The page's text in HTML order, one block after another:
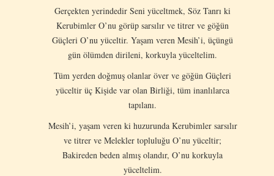
Gerçekten yerindedir Seni yüceltmek, Söz Tanrı ki
Kerubimler O’nu görüp sarsılır ve titrer ve göğün
Güçleri O’nu yüceltir. Yaşam veren Mesih’i, üçüngü
gün ölümden dirileni, korkuyla yüceltelim.
Tüm yerden doğmuş olanlar över ve göğün Güçleri
yüceltir üç Kişide var olan Birliği, tüm inanlılarca
tapılanı.
Mesih’i, yaşam veren ki huzurunda Kerubimler sarsılır
ve titrer ve Melekler topluluğu O’nu yüceltir;
Bakireden beden almış olandır, O’nu korkuyla
yüceltelim.